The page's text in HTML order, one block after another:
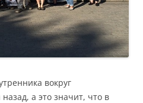
вокруг
а это значит, что в